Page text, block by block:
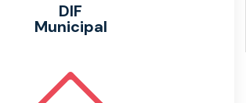
DIF
Municipal